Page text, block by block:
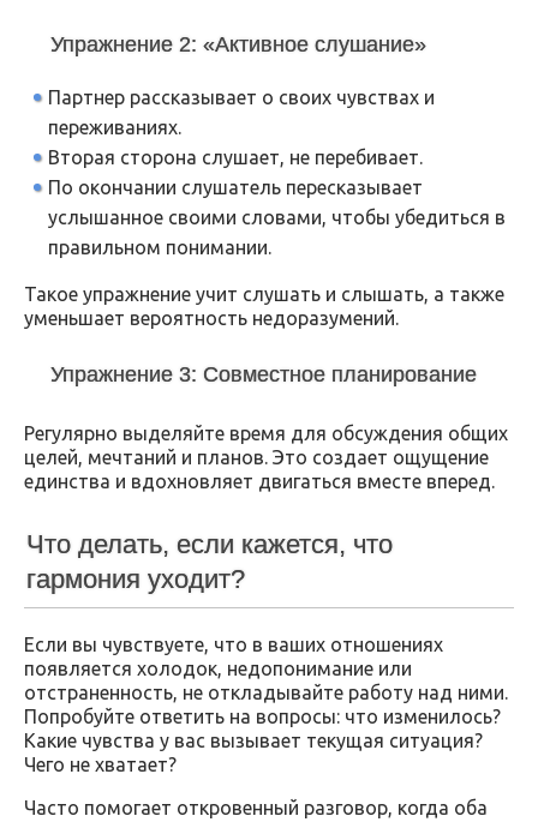
Упражнение 2: «Активное слушание»
Партнер рассказывает о своих чувствах и
переживаниях.
Вторая сторона слушает, не перебивает.
По окончании слушатель пересказывает
услышанное своими словами, чтобы убедиться в
правильном понимании.
Такое упражнение учит слушать и слышать, а также
уменьшает вероятность недоразумений.
Упражнение 3: Совместное планирование
Регулярно выделяйте время для обсуждения общих
целей, мечтаний и планов. Это создает ощущение
единства и вдохновляет двигаться вместе вперед.
Что делать, если кажется, что
гармония уходит?
Если вы чувствуете, что в ваших отношениях
появляется холодок, недопонимание или
отстраненность, не откладывайте работу над ними.
Попробуйте ответить на вопросы: что изменилось?
Какие чувства у вас вызывает текущая ситуация?
Чего не хватает?
Часто помогает откровенный разговор, когда оба